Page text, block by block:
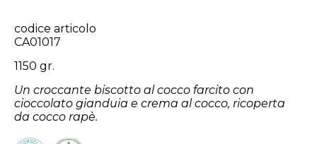
codice articolo
CA01017
1150 gr.
Un croccante biscotto al cocco farcito con
cioccolato gianduia e crema al cocco, ricoperta
da cocco rapè.